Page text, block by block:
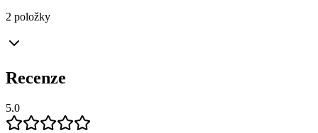
2 položky
Recenze
5.0